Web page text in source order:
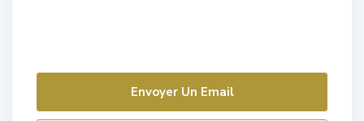
Envoyer Un Email